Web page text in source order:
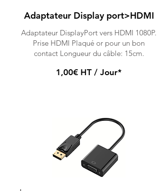
Adaptateur Display port>HDMI
Adaptateur DisplayPort vers HDMI 1080P.
Prise HDMI Plaqué or pour un bon
contact Longueur du câble: 15cm.
1,00€ HT / Jour*